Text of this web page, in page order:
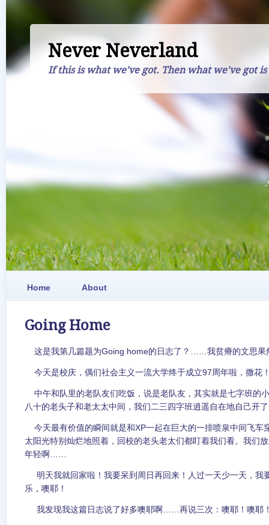
Never Neverland
If this is what we've got. Then what we've got is
Home About
Going Home
这是我第几篇题为Going home的日志了？……我贫瘠的文思果
今天是校庆，偶们社会主义一流大学终于成立97周年啦，撒花
中午和队里的老队友们吃饭，说是老队友，其实就是七字班的
八十的老头子和老太太中间，我们二三四字班逍遥自在地自己开
今天最有价值的瞬间就是和XP一起在巨大的一排喷泉中间飞车
太阳光特别灿烂地照着，回校的老头老太们都盯着我们看。我们
年轻啊……
明天我就回家啦！我要呆到周日再回来！人过一天少一天，我
乐，噢耶！
我发现我这篇日志说了好多噢耶啊……再说三次：噢耶！噢耶